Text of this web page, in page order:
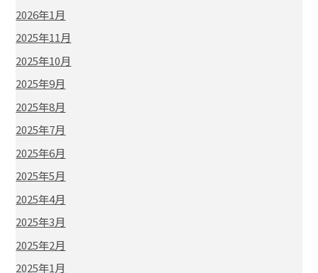
2026年1月
2025年11月
2025年10月
2025年9月
2025年8月
2025年7月
2025年6月
2025年5月
2025年4月
2025年3月
2025年2月
2025年1月